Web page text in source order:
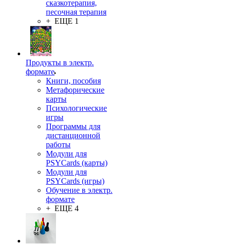
сказкотерапия,
песочная терапия
+ ЕЩЕ 1
Продукты в электр.
формате
Книги, пособия
Метафорические
карты
Психологические
игры
Программы для
дистанционной
работы
Модули для
PSYCards (карты)
Модули для
PSYCards (игры)
Обучение в электр.
формате
+ ЕЩЕ 4